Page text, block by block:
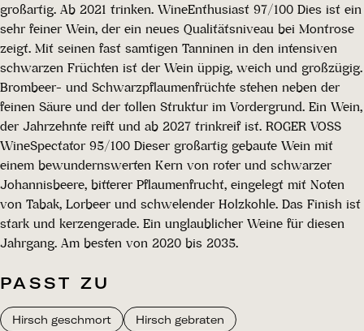
großartig. Ab 2021 trinken. WineEnthusiast 97/100 Dies ist ein
sehr feiner Wein, der ein neues Qualitätsniveau bei Montrose
zeigt. Mit seinen fast samtigen Tanninen in den intensiven
schwarzen Früchten ist der Wein üppig, weich und großzügig.
Brombeer- und Schwarzpflaumenfrüchte stehen neben der
feinen Säure und der tollen Struktur im Vordergrund. Ein Wein,
der Jahrzehnte reift und ab 2027 trinkreif ist. ROGER VOSS
WineSpectator 95/100 Dieser großartig gebaute Wein mit
einem bewundernswerten Kern von roter und schwarzer
Johannisbeere, bitterer Pflaumenfrucht, eingelegt mit Noten
von Tabak, Lorbeer und schwelender Holzkohle. Das Finish ist
stark und kerzengerade. Ein unglaublicher Weine für diesen
Jahrgang. Am besten von 2020 bis 2035.
PASST ZU
Hirsch geschmort
Hirsch gebraten